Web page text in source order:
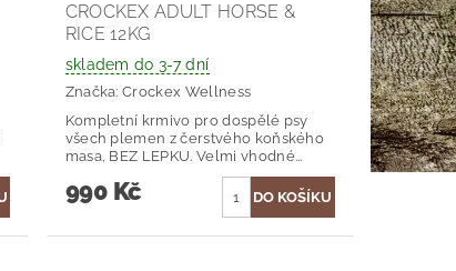
CROCKEX ADULT HORSE &
RICE 12KG
skladem do 3-7 dní
Značka:Crockex Wellness
Kompletní krmivo pro dospělé psy
všech plemen z čerstvého koňského
masa, BEZ LEPKU. Velmi vhodné...
990 Kč